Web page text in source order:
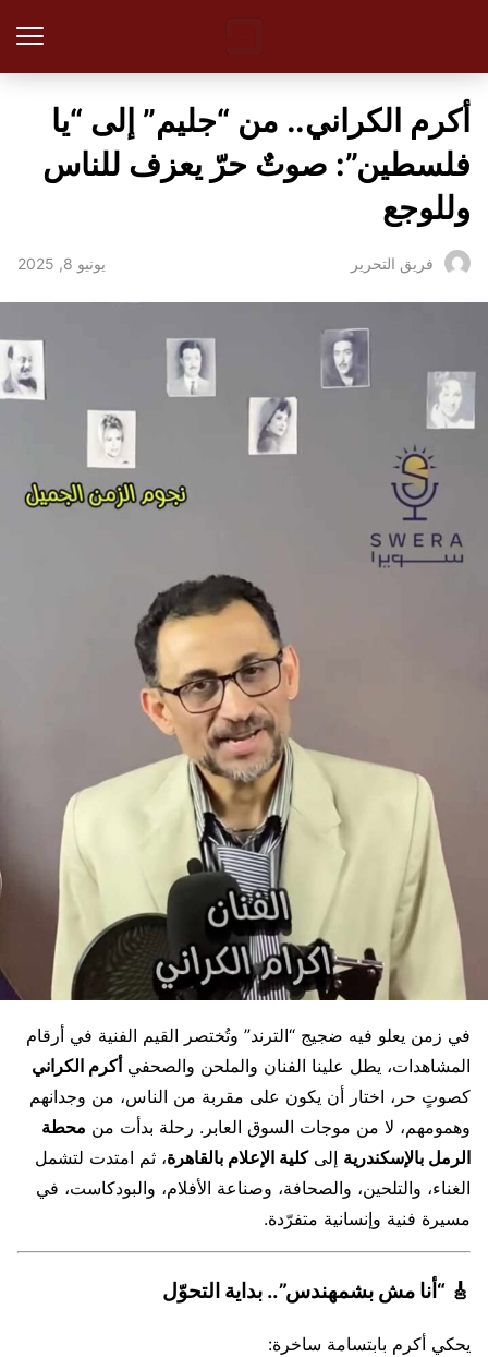
أكرم الكراني.. من “جليم” إلى “يا
فلسطين”: صوتٌ حرّ يعزف للناس
وللوجع
فريق التحرير يونيو 8, 2025
في زمن يعلو فيه ضجيج “الترند” وتُختصر القيم الفنية في أرقام
المشاهدات، يطل علينا الفنان والملحن والصحفيأكرم الكراني
كصوتٍ حر، اختار أن يكون على مقربة من الناس، من وجدانهم
وهمومهم، لا من موجات السوق العابر. رحلة بدأت من محطة
الرمل بالإسكندرية إلىكلية الإعلام بالقاهرة، ثم امتدت لتشمل
الغناء، والتلحين، والصحافة، وصناعة الأفلام، والبودكاست، في
مسيرة فنية وإنسانية متفرّدة.
🎸 “أنا مش بشمهندس”.. بداية التحوّل
يحكي أكرم بابتسامة ساخرة: